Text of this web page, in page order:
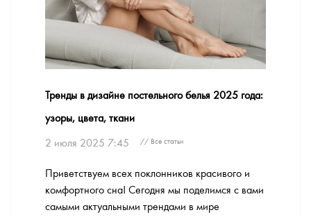
Тренды в дизайне постельного белья 2025 года:
узоры, цвета, ткани
2 июля 2025 7:45
// Все статьи
Приветствуем всех поклонников красивого и
комфортного сна! Сегодня мы поделимся с вами
самыми актуальными трендами в мире